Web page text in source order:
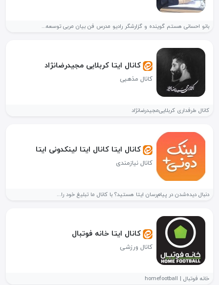
بانو احسانی هستم گوینده و گزارشگر رادیو مدرس فن بیان مربی توسعه...
کانال ایتا کربلایی مجیدرضانژاد
کانال مذهبی
کانال طرفداری کربلایی‌مجیدرضانژاد
کانال ایتا کانال ایتا لینکدونی ایتا
کانال نیازمندی
دنبال دیده‌شدن در پیام‌رسان ایتا هستید؟ با کانال ما تبلیغ خود را...
کانال ایتا خانه فوتبال
کانال ورزشی
خانه فوتبال | homefootball